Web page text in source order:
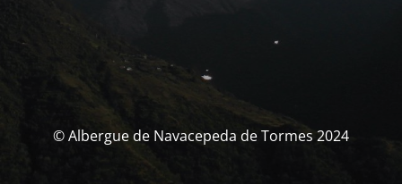
© Albergue de Navacepeda de Tormes 2024